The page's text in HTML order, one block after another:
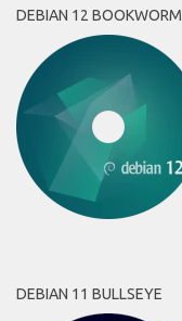
DEBIAN 12 BOOKWORM
DEBIAN 11 BULLSEYE